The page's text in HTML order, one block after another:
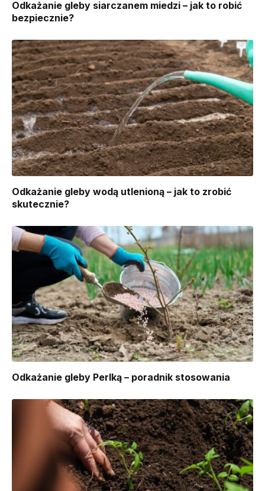
Odkażanie gleby siarczanem miedzi – jak to robić
bezpiecznie?
Odkażanie gleby wodą utlenioną – jak to zrobić
skutecznie?
Odkażanie gleby Perlką – poradnik stosowania